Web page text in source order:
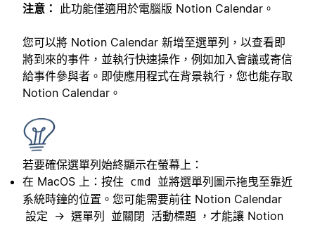
注意： 此功能僅適用於電腦版 Notion Calendar。
您可以將 Notion Calendar 新增至選單列，以查看即
將到來的事件，並執行快速操作，例如加入會議或寄信
給事件參與者。即使應用程式在背景執行，您也能存取
Notion Calendar。
若要確保選單列始終顯示在螢幕上：
在 MacOS 上：按住 cmd 並將選單列圖示拖曳至靠近
系統時鐘的位置。您可能需要前往 Notion Calendar
設定 → 選單列 並關閉 活動標題 ，才能讓 Notion